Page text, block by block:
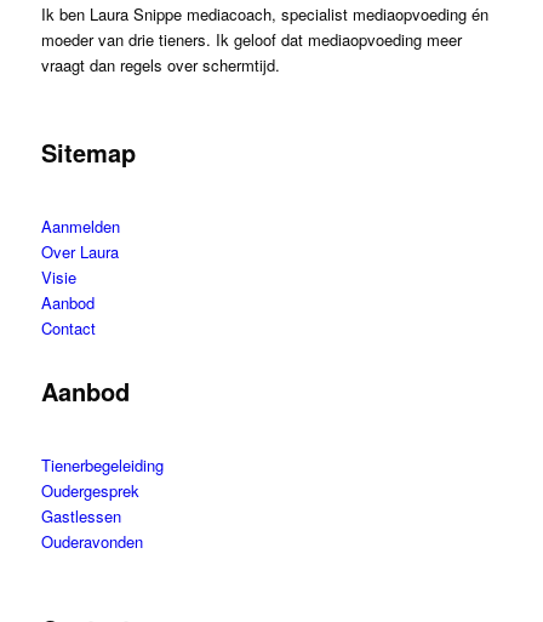
Ik ben Laura Snippe mediacoach, specialist mediaopvoeding én
moeder van drie tieners. Ik geloof dat mediaopvoeding meer
vraagt dan regels over schermtijd.
Sitemap
Aanmelden
Over Laura
Visie
Aanbod
Contact
Aanbod
Tienerbegeleiding
Oudergesprek
Gastlessen
Ouderavonden